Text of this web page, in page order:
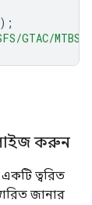
);
GTAC/
করুন
ত্বরিত
জানার